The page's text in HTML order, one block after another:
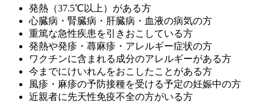
発熱（37.5℃以上）がある方
心臓病・腎臓病・肝臓病・血液の病気の方
重篤な急性疾患を引きおこしている方
発熱や発疹・蕁麻疹・アレルギー症状の方
ワクチンに含まれる成分のアレルギーがある方
今までにけいれんをおこしたことがある方
風疹・麻疹の予防接種を受ける予定の妊娠中の方
近親者に先天性免疫不全の方がいる方